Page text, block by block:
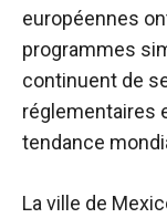
européennes
programmes
continuent de
réglementaires
tendance
La ville de